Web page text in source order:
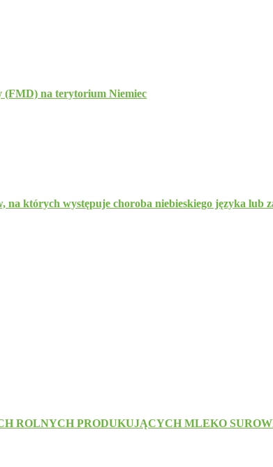
(FMD) na terytorium Niemiec
których występuje choroba niebieskiego języka lub
ROLNYCH PRODUKUJĄCYCH MLEKO